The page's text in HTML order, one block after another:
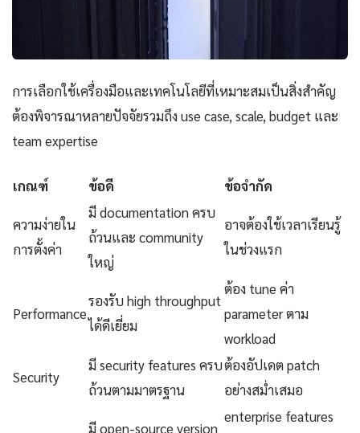
การเลือกใช้เครื่องมือและเทคโนโลยีที่เหมาะสมเป็นสิ่งสำคัญ
ต้องพิจารณาหลายปัจจัยรวมถึง use case, scale, budget และ
team expertise
เกณฑ์ ข้อดี ข้อจำกัด
ความง่ายใน
การตั้งค่า
มี documentation ครบ
ถ้วนและ community
ใหญ่
อาจต้องใช้เวลาเรียนรู้
ในช่วงแรก
Performance
รองรับ high throughput
ได้ดีเยี่ยม
ต้อง tune ค่า
parameter ตาม
workload
Security
มี security features ครบ
ถ้วนตามมาตรฐาน
ต้องอัปเดต patch
อย่างสม่ำเสมอ
มี open-source version
enterprise features